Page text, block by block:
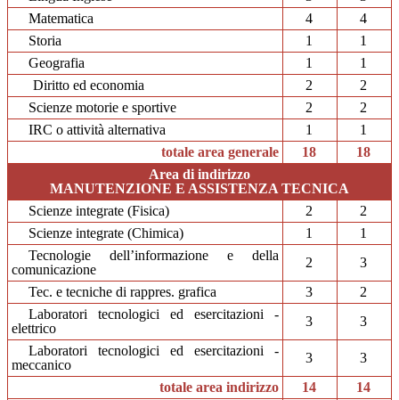
Matematica
4
4
Storia
1
1
Geografia
1
1
Diritto ed economia
2
2
Scienze motorie e sportive
2
2
IRC o attività alternativa
1
1
totale area generale
18
18
Area di indirizzo
MANUTENZIONE E ASSISTENZA TECNICA
Scienze integrate (Fisica)
2
2
Scienze integrate (Chimica)
1
1
Tecnologie dell’informazione e della
comunicazione
2
3
Tec. e tecniche di rappres. grafica
3
2
Laboratori tecnologici ed esercitazioni -
elettrico
3
3
Laboratori tecnologici ed esercitazioni -
meccanico
3
3
totale area indirizzo
14
14